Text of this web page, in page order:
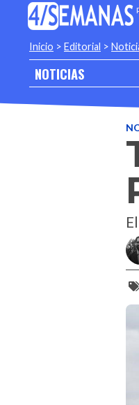
Inicio > Editorial >
NOTICIAS